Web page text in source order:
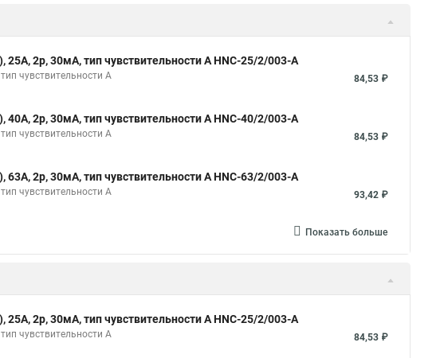
2p, 30мА, тип чувствительности A HNC-25/2/003-A
чувствительности A 84,53 ₽
2p, 30мА, тип чувствительности A HNC-40/2/003-A
чувствительности A 84,53 ₽
2p, 30мА, тип чувствительности A HNC-63/2/003-A
чувствительности A 93,42 ₽
Показать больше
2p, 30мА, тип чувствительности A HNC-25/2/003-A
чувствительности A 84,53 ₽